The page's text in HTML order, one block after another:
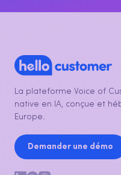
La plateforme Voice of
native en IA, conçue et
Europe.
Demander une démo